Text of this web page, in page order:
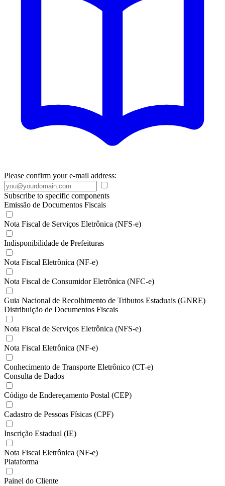
Please confirm your e-mail address:
Subscribe to specific components
Emissão de Documentos Fiscais
Nota Fiscal de Serviços Eletrônica (NFS-e)
Indisponibilidade de Prefeituras
Nota Fiscal Eletrônica (NF-e)
Nota Fiscal de Consumidor Eletrônica (NFC-e)
Guia Nacional de Recolhimento de Tributos Estaduais (GNRE)
Distribuição de Documentos Fiscais
Nota Fiscal de Serviços Eletrônica (NFS-e)
Nota Fiscal Eletrônica (NF-e)
Conhecimento de Transporte Eletrônico (CT-e)
Consulta de Dados
Código de Endereçamento Postal (CEP)
Cadastro de Pessoas Físicas (CPF)
Inscrição Estadual (IE)
Nota Fiscal Eletrônica (NF-e)
Plataforma
Painel do Cliente